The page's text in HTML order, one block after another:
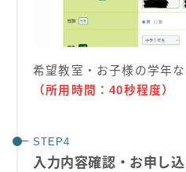
希望教室・お子様の学年
（所用時間：40秒程度）
入力内容確認・お申し